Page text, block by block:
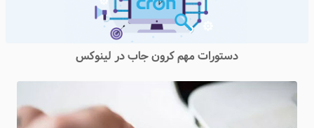
دستورات مهم کرون جاب در لینوکس